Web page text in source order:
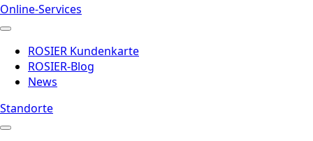
Online-Services
ROSIER Kundenkarte
ROSIER-Blog
News
Standorte